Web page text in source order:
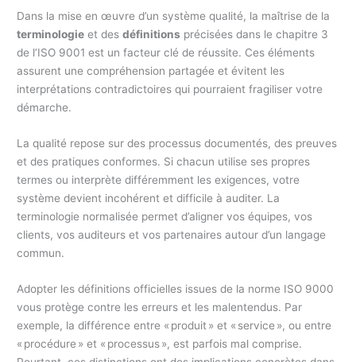
Dans la mise en œuvre d’un système qualité, la maîtrise de la
terminologie et desdéfinitions précisées dans le chapitre 3
de l’ISO 9001 est un facteur clé de réussite. Ces éléments
assurent une compréhension partagée et évitent les
interprétations contradictoires qui pourraient fragiliser votre
démarche.
La qualité repose sur des processus documentés, des preuves
et des pratiques conformes. Si chacun utilise ses propres
termes ou interprète différemment les exigences, votre
système devient incohérent et difficile à auditer. La
terminologie normalisée permet d’aligner vos équipes, vos
clients, vos auditeurs et vos partenaires autour d’un langage
commun.
Adopter les définitions officielles issues de la norme ISO 9000
vous protège contre les erreurs et les malentendus. Par
exemple, la différence entre « produit » et « service », ou entre
« procédure » et « processus », est parfois mal comprise.